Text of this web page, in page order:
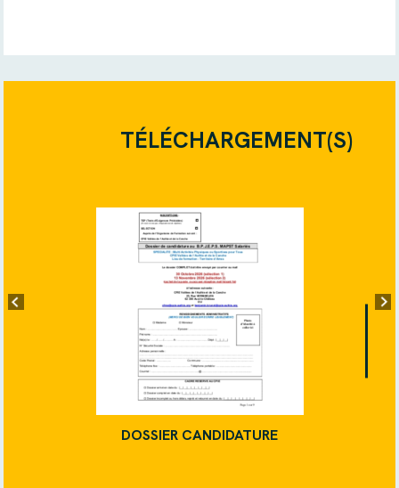
TÉLÉCHARGEMENT(S)
DOSSIER CANDIDATURE